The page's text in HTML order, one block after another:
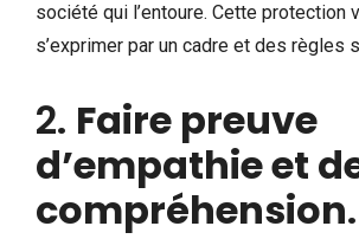
société qui l’entoure. Cette protection
s’exprimer par un cadre et des règles
2. Faire preuve
d’empathie et
compréhension.